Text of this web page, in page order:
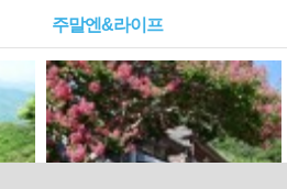
주말엔&라이프